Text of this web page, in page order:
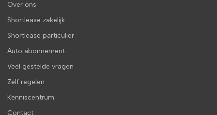
Over ons
Shortlease zakelijk
Shortlease particulier
Auto abonnement
Veel gestelde vragen
Zelf regelen
Kenniscentrum
Contact